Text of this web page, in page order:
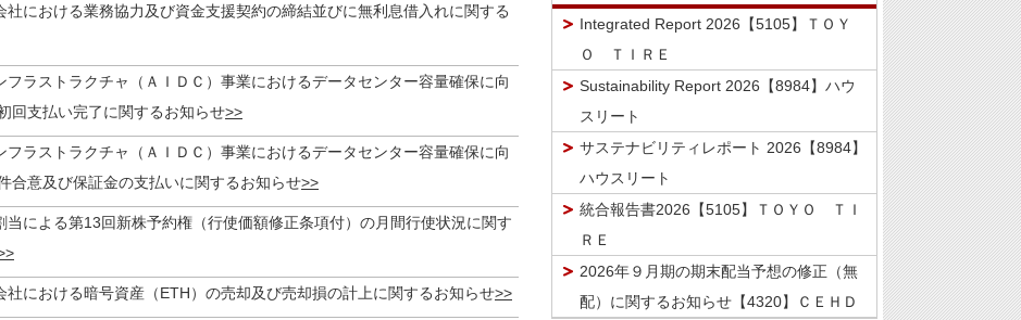
社における業務協力及び資金支援契約の締結並びに無利息借入れに関する
フラストラクチャ（ＡＩＤＣ）事業におけるデータセンター容量確保に向
回支払い完了に関するお知らせ
フラストラクチャ（ＡＩＤＣ）事業におけるデータセンター容量確保に向
合意及び保証金の支払いに関するお知らせ
当による第13回新株予約権（行使価額修正条項付）の月間行使状況に関す
社における暗号資産（ETH）の売却及び売却損の計上に関するお知らせ
Integrated Report 2026【5105】ＴＯＹ
Ｏ ＴＩＲＥ
Sustainability Report 2026【8984】ハウ
スリート
サステナビリティレポート 2026【8984】
ハウスリート
統合報告書2026【5105】ＴＯＹＯ ＴＩ
ＲＥ
2026年９月期の期末配当予想の修正（無
配）に関するお知らせ【4320】ＣＥＨＤ